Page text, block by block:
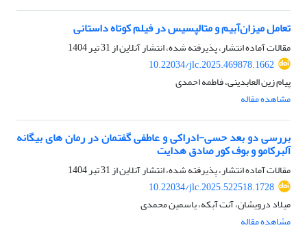
تعامل میزان‌آبیم و متالپسیس در فیلم کوتاه داستانی
مقالات آماده انتشار، پذیرفته شده، انتشار آنلاین از31 تیر 1404
10.22034/jlc.2025.469878.1662
پیام زین العابدینی، فاطمه احمدی
مشاهده مقاله
بررسی دو بعد حسی-ادراکی و عاطفی گفتمان در رمان های بیگانه
آلبرکامو و بوف کور صادق هدایت
مقالات آماده انتشار، پذیرفته شده، انتشار آنلاین از31 تیر 1404
10.22034/jlc.2025.522518.1728
میلاد درویشان، آنت آبکه، یاسمین محمدی
مشاهده مقاله